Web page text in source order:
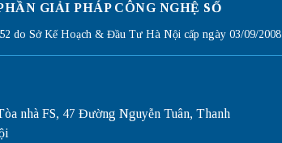
GIẢI PHÁP CÔNG NGHỆ SỐ
do Sở Kế Hoạch & Đầu Tư Hà Nội cấp ngày 03/09/2008
nhà FS, 47 Đường Nguyễn Tuân, Thanh